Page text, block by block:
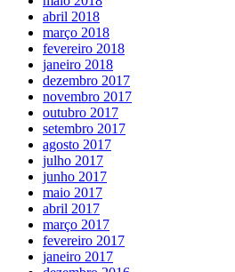
abril 2018
março 2018
fevereiro 2018
janeiro 2018
dezembro 2017
novembro 2017
outubro 2017
setembro 2017
agosto 2017
julho 2017
junho 2017
maio 2017
abril 2017
março 2017
fevereiro 2017
janeiro 2017